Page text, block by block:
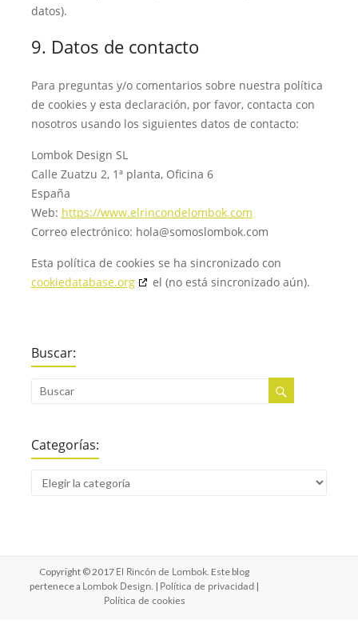
datos).
9. Datos de contacto
Para preguntas y/o comentarios sobre nuestra política
de cookies y esta declaración, por favor, contacta con
nosotros usando los siguientes datos de contacto:
Lombok Design SL
Calle Zuatzu 2, 1ª planta, Oficina 6
España
Web: https://www.elrincondelombok.com
Correo electrónico: hola@somoslombok.com
Esta política de cookies se ha sincronizado con
cookiedatabase.org
el (no está sincronizado aún).
Buscar:
Categorías:
Copyright © 2017 El Rincón de Lombok . Este blog
pertenece a Lombok Design . | Política de privacidad |
Política de cookies